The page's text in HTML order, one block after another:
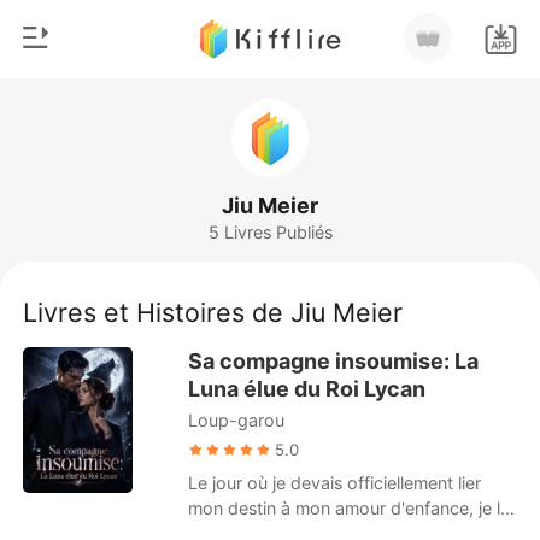
Télécharger l'appli
Loup-garou
Romance
Milliardaire
Classement
Jiu Meier
5 Livres Publiés
Livres et Histoires de Jiu Meier
Sa compagne insoumise: La
Luna élue du Roi Lycan
Loup-garou
5.0
Le jour où je devais officiellement lier
mon destin à mon amour d'enfance, je l'ai